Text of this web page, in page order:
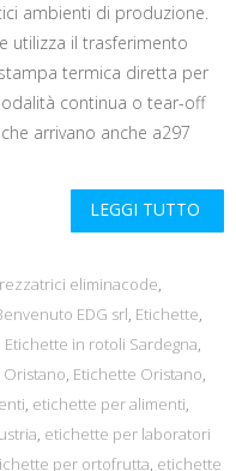
ambienti di produzione.
utilizza il trasferimento
termica diretta per
continua o tear-off
arrivano anche a297
LEGGI TUTTO
eliminacode,
EDG srl, Etichette,
Etichette in rotoli Sardegna,
, Etichette Oristano,
, etichette per alimenti,
, etichette per laboratori
per ortofrutta, etichette